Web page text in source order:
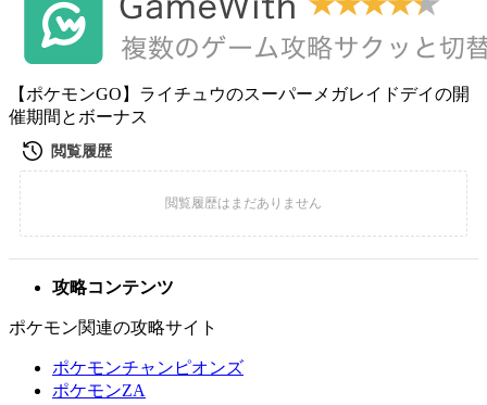
【ポケモンGO】ライチュウのスーパーメガレイドデイの開
催期間とボーナス
攻略コンテンツ
ポケモン関連の攻略サイト
ポケモンチャンピオンズ
ポケモンZA